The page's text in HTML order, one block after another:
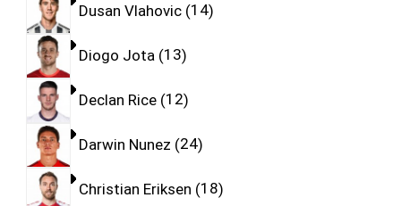
Dusan Vlahovic 14
Diogo Jota 13
Declan Rice 12
Darwin Nunez 24
Christian Eriksen 18